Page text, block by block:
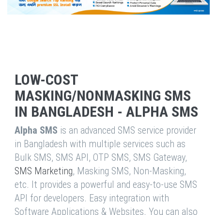
LOW-COST
MASKING/NONMASKING SMS
IN BANGLADESH - ALPHA SMS
Alpha SMS is an advanced SMS service provider
in Bangladesh with multiple services such as
Bulk SMS, SMS API, OTP SMS, SMS Gateway,
SMS Marketing, Masking SMS, Non-Masking,
etc. It provides a powerful and easy-to-use SMS
API for developers. Easy integration with
Software Applications & Websites. You can also